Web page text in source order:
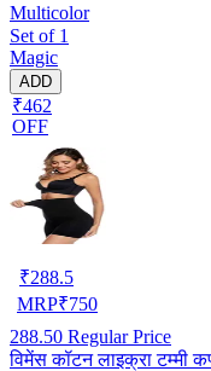
Multicolor
Set of 1
Magic
ADD
₹462
OFF
₹288.5
MRP₹750
288.50 Regular Price
विमेंस कॉटन लाइक्रा टम्मी